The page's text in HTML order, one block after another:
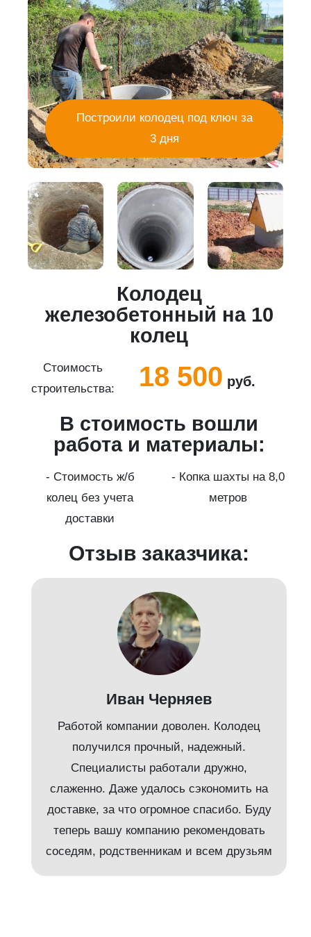
Построили колодец под ключ за
3 дня
Колодец
железобетонный на 10
колец
Стоимость
строительства:
18 500 руб.
В стоимость вошли
работа и материалы:
- Стоимость ж/б
колец без учета
доставки
- Копка шахты на 8,0
метров
Отзыв заказчика:
Иван Черняев
Работой компании доволен. Колодец
получился прочный, надежный.
Специалисты работали дружно,
слаженно. Даже удалось сэкономить на
доставке, за что огромное спасибо. Буду
теперь вашу компанию рекомендовать
соседям, родственникам и всем друзьям